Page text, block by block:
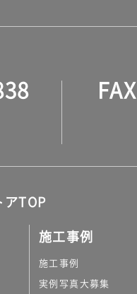
FAX
アTOP
施工事例
施工事例
実例写真大募集